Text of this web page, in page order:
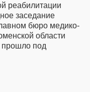
реабилитации
заседание
бюро медико-
области
прошло под